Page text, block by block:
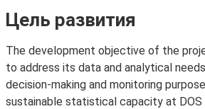
Цель развития
The development objective of the
to address its data and analytical
decision-making and monitoring
sustainable statistical capacity at DOS